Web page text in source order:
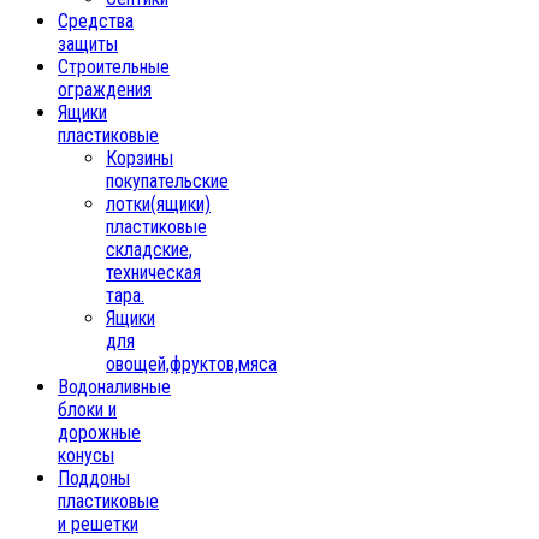
Средства
защиты
Строительные
ограждения
Ящики
пластиковые
Корзины
покупательские
лотки(ящики)
пластиковые
складские,
техническая
тара.
Ящики
для
овощей,фруктов,мяса
Водоналивные
блоки и
дорожные
конусы
Поддоны
пластиковые
и решетки